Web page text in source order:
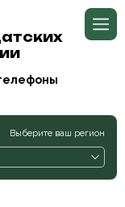
Выберите ваш регион